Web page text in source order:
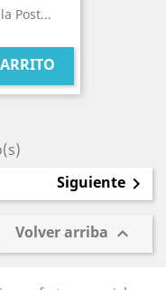
Post...
Siguiente 
Volver arriba 